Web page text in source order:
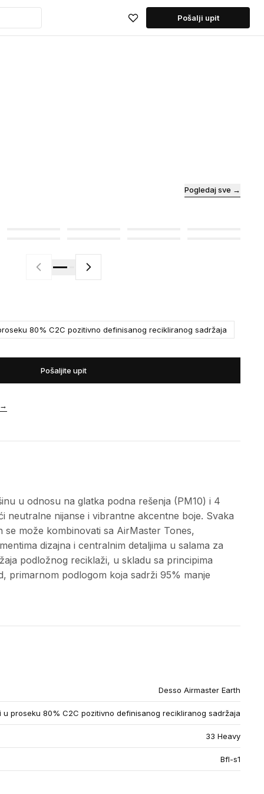
Pošalji upit
Pogledaj sve →
80% C2C pozitivno definisanog recikliranog sadržaja
Pošaljite upit
u odnosu na glatka podna rešenja (PM10) i 4
neutralne nijanse i vibrantne akcentne boje. Svaka
može kombinovati sa AirMaster Tones,
dizajna i centralnim detaljima u salama za
podložnog reciklaži, u skladu sa principima
primarnom podlogom koja sadrži 95% manje
Desso Airmaster Earth
u proseku 80% C2C pozitivno definisanog recikliranog sadržaja
33 Heavy
Bfl-s1